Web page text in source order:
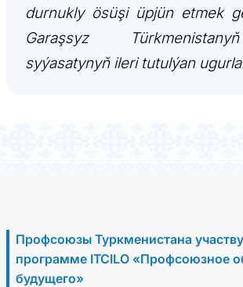
durnukly ösüşi üpjün etmek
Garaşsyz
syýasatynyň ileri tutulýan
Профсоюзы Туркменистана
программе ITCILO «Профсоюзное
будущего»